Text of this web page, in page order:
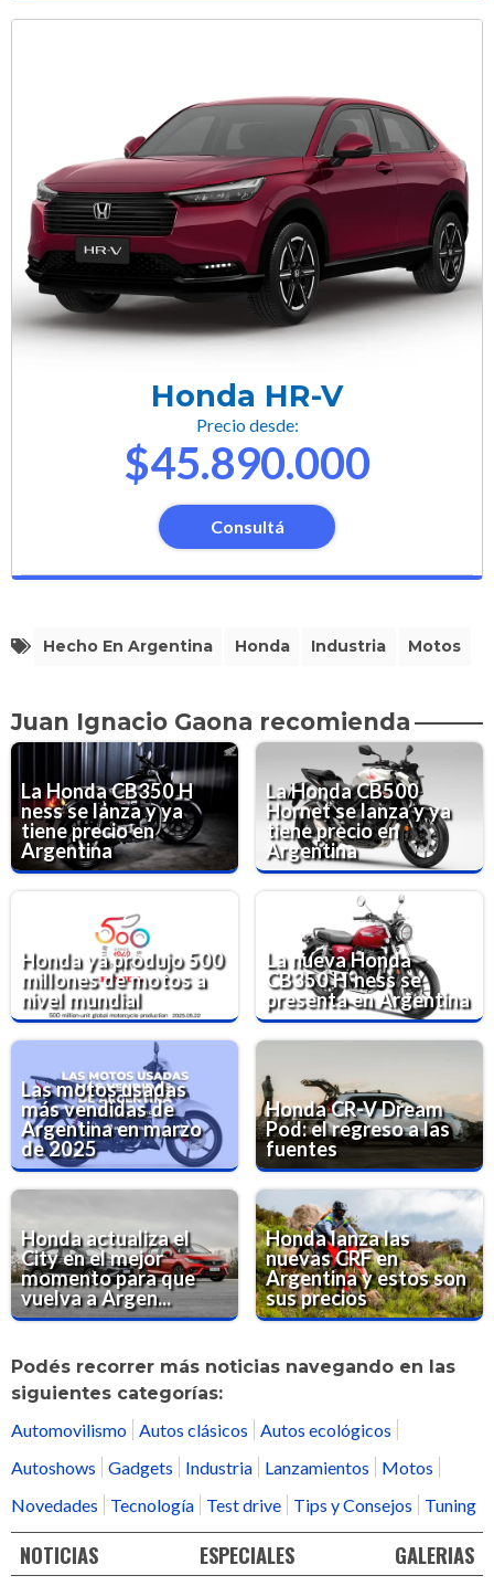
Honda HR-V
Precio desde:
$45.890.000
Consultá
Hecho En Argentina Honda Industria Motos
Juan Ignacio Gaona recomienda
La Honda CB350 H
ness se lanza y ya
tiene precio en
Argentina
La Honda CB500
Hornet se lanza y ya
tiene precio en
Argentina
Honda ya produjo 500
millones de motos a
nivel mundial
La nueva Honda
CB350 H´ness se
presenta en Argentina
Las motos usadas
más vendidas de
Argentina en marzo
de 2025
Honda CR-V Dream
Pod: el regreso a las
fuentes
Honda actualiza el
City en el mejor
momento para que
vuelva a Argen...
Honda lanza las
nuevas CRF en
Argentina y estos son
sus precios
Podés recorrer más noticias navegando en las
siguientes categorías:
Automovilismo Autos clásicos
Autos ecológicos
Autoshows
Gadgets Industria Lanzamientos
Motos
Novedades
Tecnología Test drive Tips y Consejos Tuning
NOTICIAS ESPECIALES GALERIAS